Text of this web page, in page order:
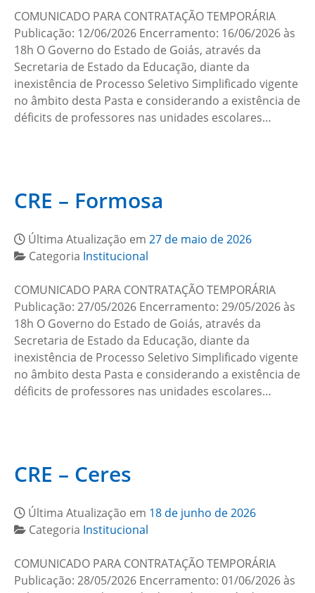
COMUNICADO PARA CONTRATAÇÃO TEMPORÁRIA
Publicação: 12/06/2026 Encerramento: 16/06/2026 às
18h O Governo do Estado de Goiás, através da
Secretaria de Estado da Educação, diante da
inexistência de Processo Seletivo Simplificado vigente
no âmbito desta Pasta e considerando a existência de
déficits de professores nas unidades escolares…
CRE – Formosa
Última Atualização em 27 de maio de 2026
Categoria Institucional
COMUNICADO PARA CONTRATAÇÃO TEMPORÁRIA
Publicação: 27/05/2026 Encerramento: 29/05/2026 às
18h O Governo do Estado de Goiás, através da
Secretaria de Estado da Educação, diante da
inexistência de Processo Seletivo Simplificado vigente
no âmbito desta Pasta e considerando a existência de
déficits de professores nas unidades escolares…
CRE – Ceres
Última Atualização em 18 de junho de 2026
Categoria Institucional
COMUNICADO PARA CONTRATAÇÃO TEMPORÁRIA
Publicação: 28/05/2026 Encerramento: 01/06/2026 às